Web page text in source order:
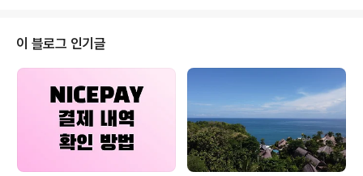
를 이용해서 다른 웹사이트를 만드는데도 유용하게 사용될
수 있으니 잘 알고 넘어가면 좋을 것 같다. 1.  기본적인
원리 설명 여러 웹사이트를 방문하다 보면 간혹 더 많은 정
보를 원하면 메일 주소를 입력하도록 하여 뉴스레터를 받
아볼 수 있도록 유도하는 곳들이 있다. 주로 정보성 블로그
나, 자료를 정기적으로 발행하..
이 블로그 인기글